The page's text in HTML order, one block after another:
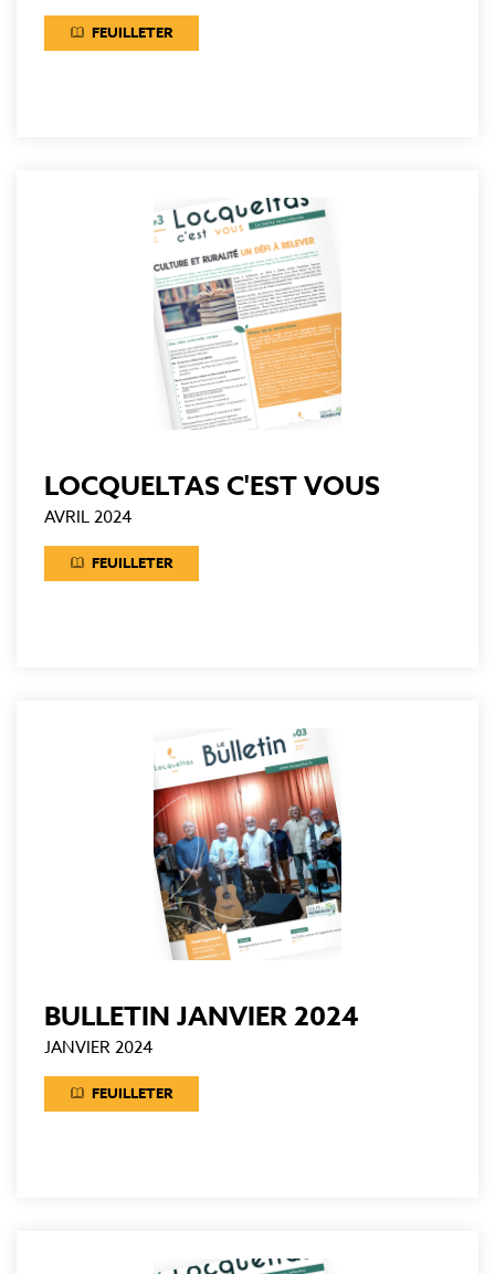
FEUILLETER
LOCQUELTAS C'EST VOUS
AVRIL 2024
FEUILLETER
BULLETIN JANVIER 2024
JANVIER 2024
FEUILLETER